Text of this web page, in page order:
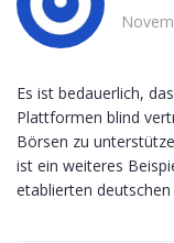
Es ist bedauerlich,
Plattformen blind
Börsen zu
ist ein weiteres
etablierten